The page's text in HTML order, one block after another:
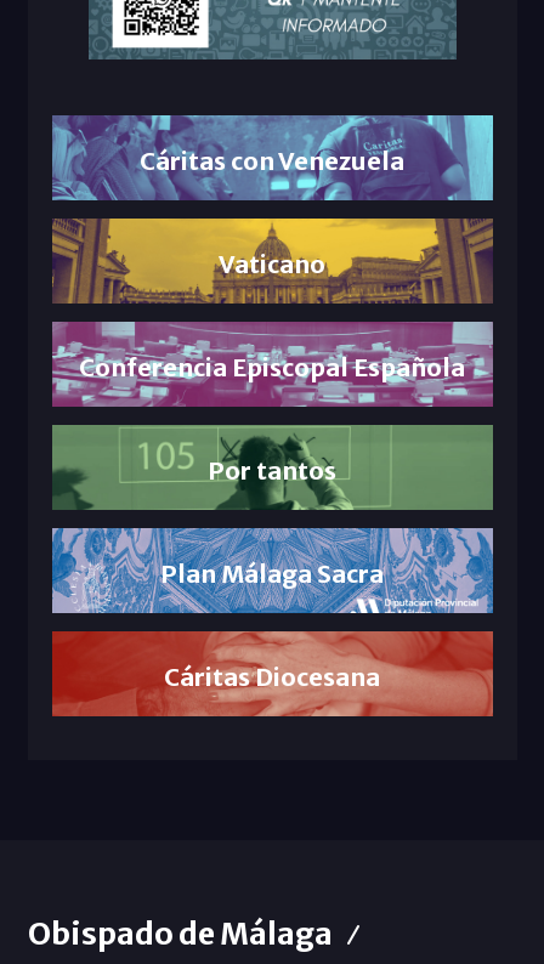
Cáritas con Venezuela
Vaticano
Conferencia Episcopal Española
Por tantos
Plan Málaga Sacra
Cáritas Diocesana
Obispado de Málaga